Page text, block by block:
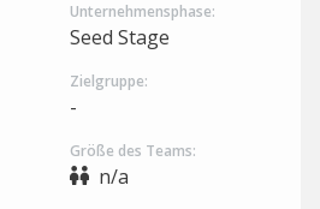
Unternehmensphase:
Seed Stage
Zielgruppe:
-
Größe des Teams:
n/a